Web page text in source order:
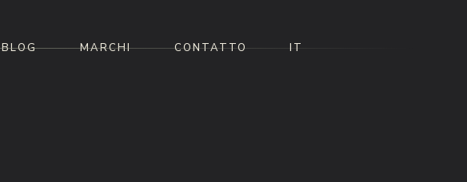
BLOG MARCHI CONTATTO IT